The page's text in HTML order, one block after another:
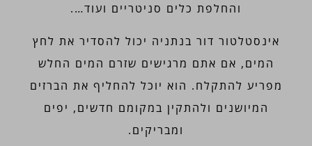
והחלפת כלים סניטריים ועוד….
אינסטלטור דור בנתניה יכול להסדיר את לחץ
המים, אם אתם מרגישים שזרם המים החלש
מפריע להתקלח. הוא יוכל להחליף את הברזים
המיושנים ולהתקין במקומם חדשים, יפים
ומבריקים.